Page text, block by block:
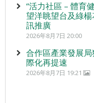
“活力社區 – 體育
望洋眺望台及綠
訊推廣
2026年8月7日 20:00
合作區產業發展
際化再提速
2026年8月7日 19:21